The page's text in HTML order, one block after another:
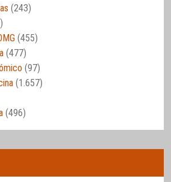
(243)
(455)
(477)
(97)
(1.657)
(496)